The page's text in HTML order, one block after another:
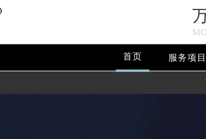
首页 服务项目